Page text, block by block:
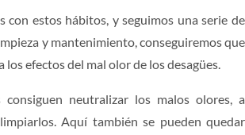
OBRAS Y REFORMAS
CARPINTERÍA
PRESUPUESTO
con estos hábitos, y seguimos una serie de
y mantenimiento, conseguiremos que
los efectos del mal olor de los desagües.
neutralizar los malos olores, a
Aquí también se pueden quedar